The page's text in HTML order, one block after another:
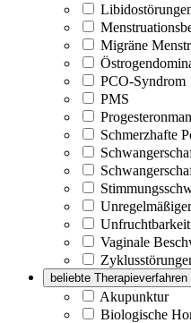
Migräne
PCO-Syndrom
PMS
Schmerzhafte
Unfruchtbarkeit
Vaginale
beliebte Therapieverfahren
Akupunktur
Biologische